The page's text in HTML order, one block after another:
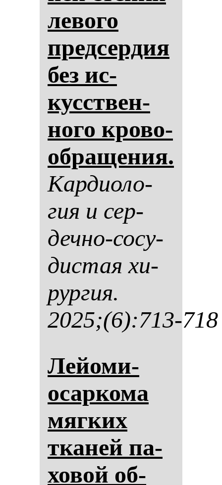
ле­во­го
пред­сер­дия
без ис­
кусствен­
но­го кро­во­
об­ра­ще­ния.
Кар­ди­оло­
гия и сер­
деч­но-со­су­
дис­тая хи­
рур­гия.
2025;(6):713-718
Ле­йо­ми­
осар­ко­ма
мяг­ких
тка­ней па­
хо­вой об­